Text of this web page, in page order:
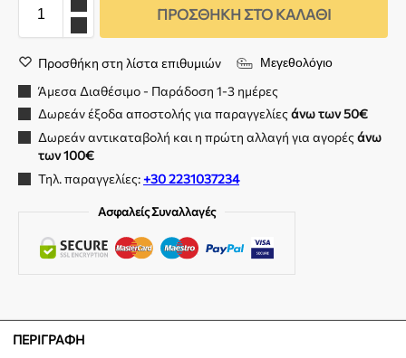
ΠΡΟΣΘΉΚΗ ΣΤΟ ΚΑΛΆΘΙ
Προσθήκη στη λίστα επιθυμιών Μεγεθολόγιο
Άμεσα Διαθέσιμο - Παράδοση 1-3 ημέρες
Δωρεάν έξοδα αποστολής για παραγγελίεςάνω των 50€
Δωρεάν αντικαταβολή και η πρώτη αλλαγή για αγορέςάνω
των 100€
Τηλ. παραγγελίες:+30 2231037234
Ασφαλείς Συναλλαγές
ΠΕΡΙΓΡΑΦΉ